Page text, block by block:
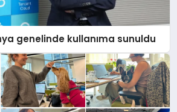
genelinde kullanıma sunuldu